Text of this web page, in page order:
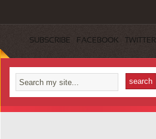
SUBSCRIBE FACEBOOK TWITTER